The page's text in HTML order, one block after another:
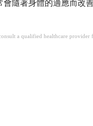
隨著身體的適應而
a qualified healthcare